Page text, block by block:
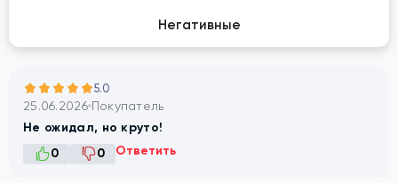
Негативные
5.0
25.06.2026 Покупатель
Не ожидал, но круто!
0
0 Ответить